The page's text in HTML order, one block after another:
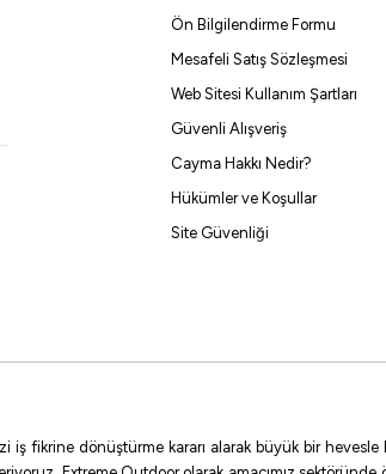
Ön Bilgilendirme Formu
Mesafeli Satış Sözleşmesi
Web Sitesi Kullanım Şartları
Güvenli Alışveriş
Cayma Hakkı Nedir?
Hükümler ve Koşullar
Site Güvenliği
fikrine dönüştürme kararı alarak büyük bir hevesle